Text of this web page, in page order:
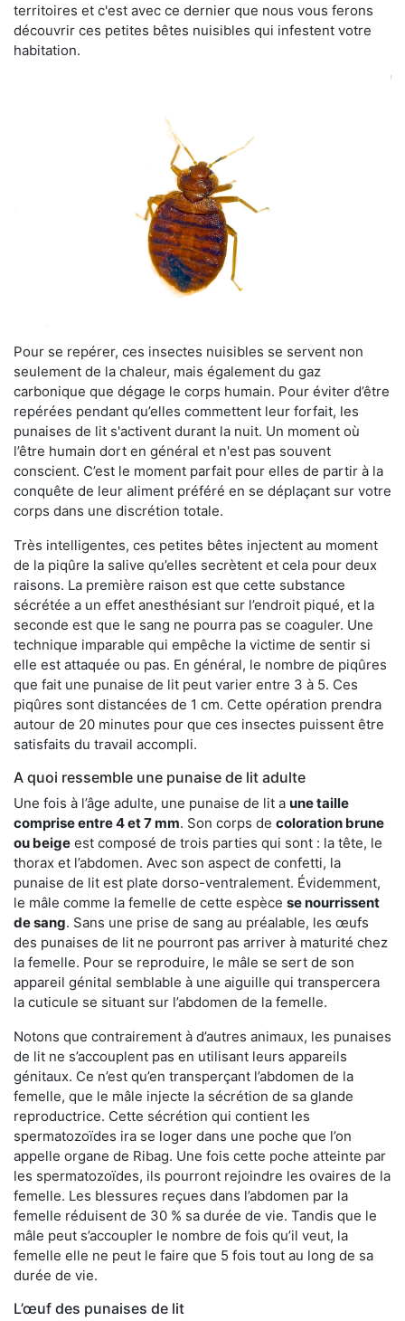
territoires et c'est avec ce dernier que nous vous ferons
découvrir ces petites bêtes nuisibles qui infestent votre
habitation.
Pour se repérer, ces insectes nuisibles se servent non
seulement de la chaleur, mais également du gaz
carbonique que dégage le corps humain. Pour éviter d’être
repérées pendant qu’elles commettent leur forfait, les
punaises de lit s'activent durant la nuit. Un moment où
l’être humain dort en général et n'est pas souvent
conscient. C’est le moment parfait pour elles de partir à la
conquête de leur aliment préféré en se déplaçant sur votre
corps dans une discrétion totale.
Très intelligentes, ces petites bêtes injectent au moment
de la piqûre la salive qu’elles secrètent et cela pour deux
raisons. La première raison est que cette substance
sécrétée a un effet anesthésiant sur l’endroit piqué, et la
seconde est que le sang ne pourra pas se coaguler. Une
technique imparable qui empêche la victime de sentir si
elle est attaquée ou pas. En général, le nombre de piqûres
que fait une punaise de lit peut varier entre 3 à 5. Ces
piqûres sont distancées de 1 cm. Cette opération prendra
autour de 20 minutes pour que ces insectes puissent être
satisfaits du travail accompli.
A quoi ressemble une punaise de lit adulte
Une fois à l’âge adulte, une punaise de lit a une taille
comprise entre 4 et 7 mm. Son corps de coloration brune
ou beige est composé de trois parties qui sont : la tête, le
thorax et l’abdomen. Avec son aspect de confetti, la
punaise de lit est plate dorso-ventralement. Évidemment,
le mâle comme la femelle de cette espèce se nourrissent
de sang. Sans une prise de sang au préalable, les œufs
des punaises de lit ne pourront pas arriver à maturité chez
la femelle. Pour se reproduire, le mâle se sert de son
appareil génital semblable à une aiguille qui transpercera
la cuticule se situant sur l’abdomen de la femelle.
Notons que contrairement à d’autres animaux, les punaises
de lit ne s’accouplent pas en utilisant leurs appareils
génitaux. Ce n’est qu’en transperçant l’abdomen de la
femelle, que le mâle injecte la sécrétion de sa glande
reproductrice. Cette sécrétion qui contient les
spermatozoïdes ira se loger dans une poche que l’on
appelle organe de Ribag. Une fois cette poche atteinte par
les spermatozoïdes, ils pourront rejoindre les ovaires de la
femelle. Les blessures reçues dans l’abdomen par la
femelle réduisent de 30 % sa durée de vie. Tandis que le
mâle peut s’accoupler le nombre de fois qu’il veut, la
femelle elle ne peut le faire que 5 fois tout au long de sa
durée de vie.
L’œuf des punaises de lit